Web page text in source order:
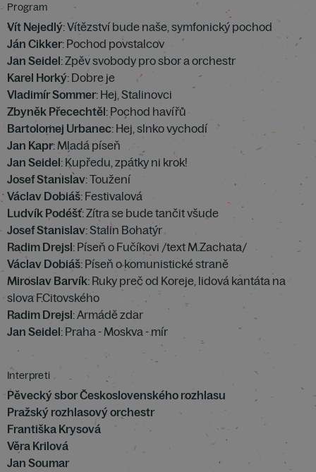
Program
Vít Nejedlý: Vítězství bude naše, symfonický pochod
Ján Cikker: Pochod povstalcov
Jan Seidel: Zpěv svobody pro sbor a orchestr
Karel Horký: Dobre je
Vladimír Sommer: Hej, Stalinovci
Zbyněk Přecechtěl: Pochod havířů
Bartolomej Urbanec: Hej, slnko vychodí
Jan Kapr: Mladá píseň
Jan Seidel: Kupředu, zpátky ni krok!
Josef Stanislav: Toužení
Václav Dobiáš: Festivalová
Ludvík Podéšť: Zítra se bude tančit všude
Josef Stanislav: Stalin Bohatýr
Radim Drejsl: Píseň o Fučíkovi /text M.Zachata/
Václav Dobiáš: Píseň o komunistické straně
Miroslav Barvík: Ruky preč od Koreje, lidová kantáta na
slova F.Citovského
Radim Drejsl: Armádě zdar
Jan Seidel: Praha - Moskva - mír
Interpreti
Pěvecký sbor Československého rozhlasu
Pražský rozhlasový orchestr
Františka Krysová
Věra Krilová
Jan Soumar